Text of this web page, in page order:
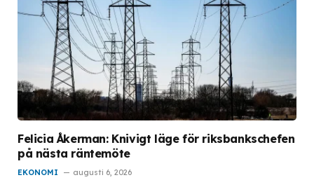
Felicia Åkerman: Knivigt läge för riksbankschefen
på nästa räntemöte
EKONOMI augusti 6, 2026